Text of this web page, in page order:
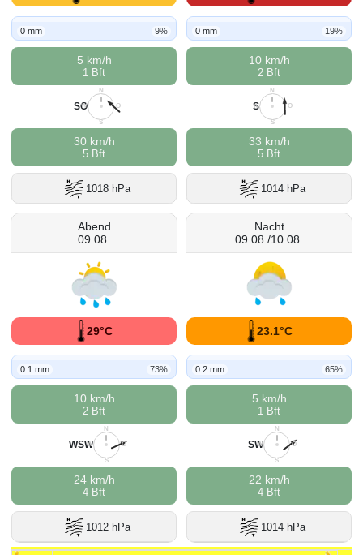
0 mm 9%
5 km/h
1 Bft
N
O
S
W
SO
30 km/h
5 Bft
1018 hPa
0 mm 19%
10 km/h
2 Bft
N
O
S
W
S
33 km/h
5 Bft
1014 hPa
Abend
09.08.
29°C
0.1 mm 73%
10 km/h
2 Bft
N
O
S
W
WSW
24 km/h
4 Bft
1012 hPa
Nacht
09.08./10.08.
23.1°C
0.2 mm 65%
5 km/h
1 Bft
N
O
S
W
SW
22 km/h
4 Bft
1014 hPa